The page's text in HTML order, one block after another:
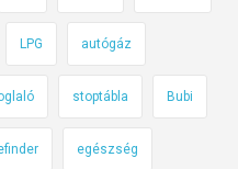
LPG autógáz
stoptábla Bubi
egészség